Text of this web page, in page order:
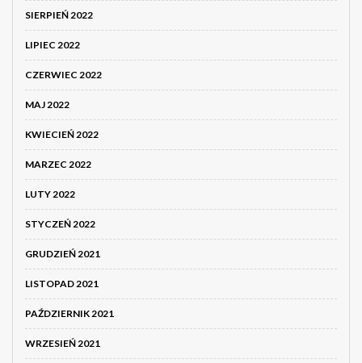
SIERPIEŃ 2022
LIPIEC 2022
CZERWIEC 2022
MAJ 2022
KWIECIEŃ 2022
MARZEC 2022
LUTY 2022
STYCZEŃ 2022
GRUDZIEŃ 2021
LISTOPAD 2021
PAŹDZIERNIK 2021
WRZESIEŃ 2021